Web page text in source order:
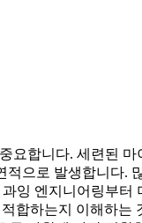
합니다. 세련된
으로 발생합니다.
잉 엔지니어링부
합하는지 이해하